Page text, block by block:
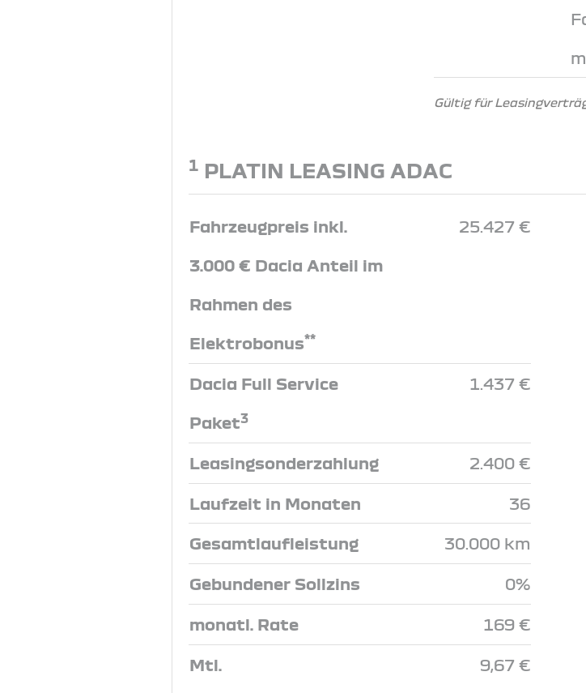
Gültig für
1 PLATIN LEASING ADAC
Fahrzeugpreis inkl.
3.000 € Dacia Anteil im
Rahmen des
Elektrobonus**
25.427 €
Dacia Full Service
Paket3
1.437 €
Leasingsonderzahlung 2.400 €
Laufzeit in Monaten 36
Gesamtlaufleistung 30.000 km
Gebundener Sollzins 0%
monatl. Rate 169 €
Mtl. 9,67 €